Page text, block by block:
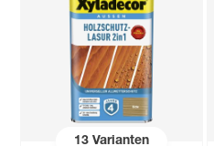
13Varianten